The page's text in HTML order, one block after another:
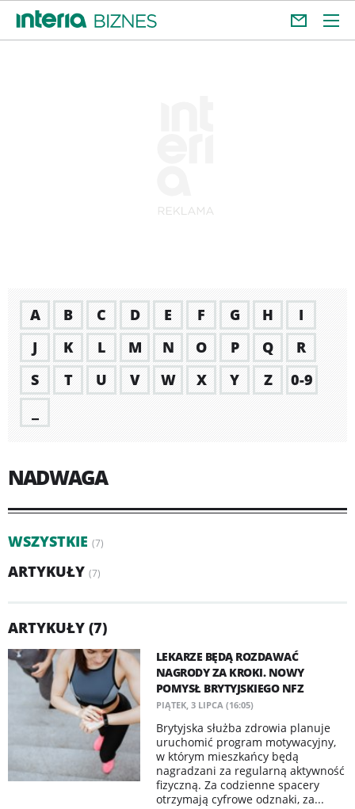
A B C D E F G H
I
J
K L M N O P Q
R
S
T U V W X Y Z
0-9
NADWAGA
WSZYSTKIE (7)
ARTYKUŁY (7)
ARTYKUŁY (7)
LEKARZE BĘDĄ ROZDAWAĆ
NAGRODY ZA KROKI. NOWY
POMYSŁ BRYTYJSKIEGO NFZ
PIĄTEK, 3 LIPCA (16:05)
Brytyjska służba zdrowia planuje
uruchomić program motywacyjny,
w którym mieszkańcy będą
nagradzani za regularną aktywność
fizyczną. Za codzienne spacery
otrzymają cyfrowe odznaki, za...